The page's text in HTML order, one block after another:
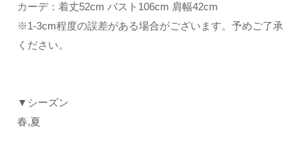
カーデ：着丈52cm バスト106cm 肩幅42cm
※1-3cm程度の誤差がある場合がございます。予めご了承
ください。
▼シーズン
春,夏